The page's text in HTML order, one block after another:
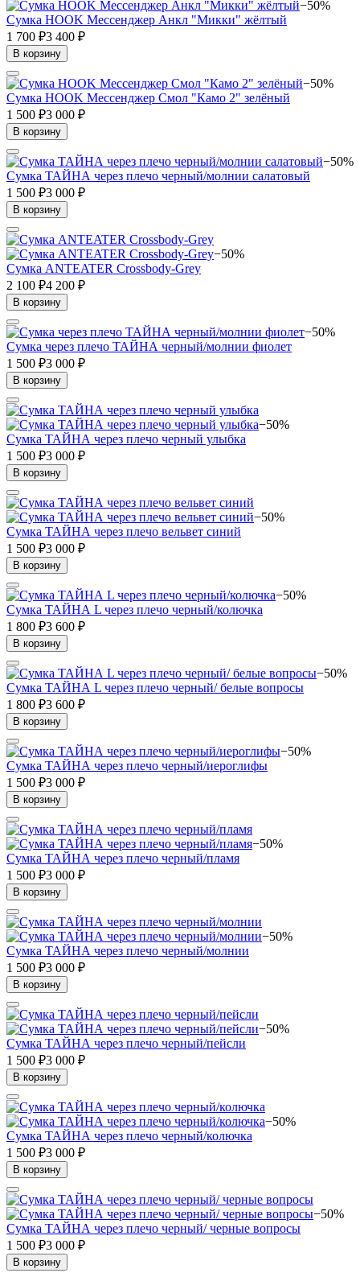
−50%
Сумка HOOK Мессенджер Анкл "Микки" жёлтый
1 700 ₽3 400 ₽
В корзину
−50%
Сумка HOOK Мессенджер Смол "Камо 2" зелёный
1 500 ₽3 000 ₽
В корзину
−50%
Сумка ТАЙНА через плечо черный/молнии салатовый
1 500 ₽3 000 ₽
В корзину
−50%
Сумка ANTEATER Crossbody-Grey
2 100 ₽4 200 ₽
В корзину
−50%
Сумка через плечо ТАЙНА черный/молнии фиолет
1 500 ₽3 000 ₽
В корзину
−50%
Сумка ТАЙНА через плечо черный улыбка
1 500 ₽3 000 ₽
В корзину
−50%
Сумка ТАЙНА через плечо вельвет синий
1 500 ₽3 000 ₽
В корзину
−50%
Сумка ТАЙНА L через плечо черный/колючка
1 800 ₽3 600 ₽
В корзину
−50%
Сумка ТАЙНА L через плечо черный/ белые вопросы
1 800 ₽3 600 ₽
В корзину
−50%
Сумка ТАЙНА через плечо черный/иероглифы
1 500 ₽3 000 ₽
В корзину
−50%
Сумка ТАЙНА через плечо черный/пламя
1 500 ₽3 000 ₽
В корзину
−50%
Сумка ТАЙНА через плечо черный/молнии
1 500 ₽3 000 ₽
В корзину
−50%
Сумка ТАЙНА через плечо черный/пейсли
1 500 ₽3 000 ₽
В корзину
−50%
Сумка ТАЙНА через плечо черный/колючка
1 500 ₽3 000 ₽
В корзину
−50%
Сумка ТАЙНА через плечо черный/ черные вопросы
1 500 ₽3 000 ₽
В корзину